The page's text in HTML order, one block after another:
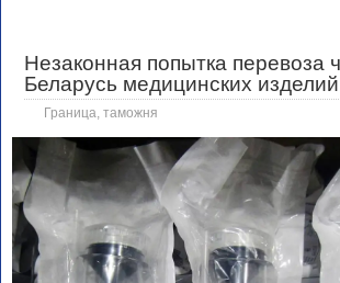
Незаконная попытка перевоза
Беларусь медицинских изделий
Граница, таможня